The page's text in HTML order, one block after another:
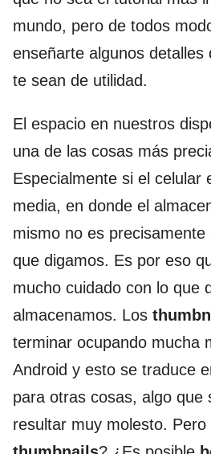
mundo, pero de todos
enseñarte algunos detalles
te sean de utilidad.
El espacio en nuestros
una de las cosas más
Especialmente si el celular
media, en donde el
mismo no es
que digamos. Es por eso
mucho cuidado con lo que
almacenamos. Los
terminar ocupando mucha
Android y esto se traduce
para otras cosas, algo que
resultar muy molesto. Pero